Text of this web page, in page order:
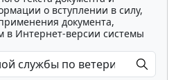
о вступлении в силу,
документа,
в Интернет-версии системы